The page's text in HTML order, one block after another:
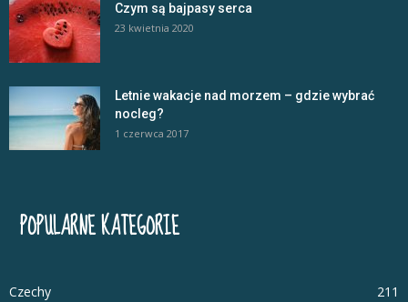
Czym są bajpasy serca
23 kwietnia 2020
Letnie wakacje nad morzem – gdzie wybrać
nocleg?
1 czerwca 2017
POPULARNE KATEGORIE
Czechy
211